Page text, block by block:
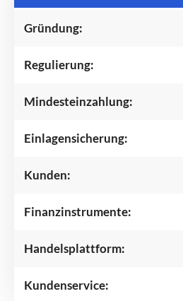
Gründung:
Regulierung:
Mindesteinzahlung:
Einlagensicherung:
Kunden:
Finanzinstrumente:
Handelsplattform:
Kundenservice: